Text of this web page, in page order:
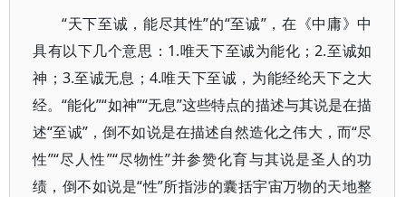
“天下至诚，能尽其性”的“至诚”，在《中庸》中
具有以下几个意思：1.唯天下至诚为能化；2.至诚如
神；3.至诚无息；4.唯天下至诚，为能经纶天下之大
经。“能化”“如神”“无息”这些特点的描述与其说是在描
述“至诚”，倒不如说是在描述自然造化之伟大，而“尽
性”“尽人性”“尽物性”并参赞化育与其说是圣人的功
绩，倒不如说是“性”所指涉的囊括宇宙万物的天地整